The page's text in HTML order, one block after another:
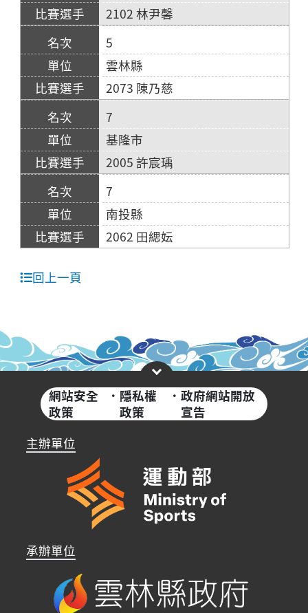
2102 林尹馨
5
雲林縣
2073 陳乃慈
7
基隆市
2005 許宸瑀
7
南投縣
2062 田緦妘
回上一頁
網站安全
政策
· 隱私權
政策
·政府網站開放
宣告
主辦單位
承辦單位